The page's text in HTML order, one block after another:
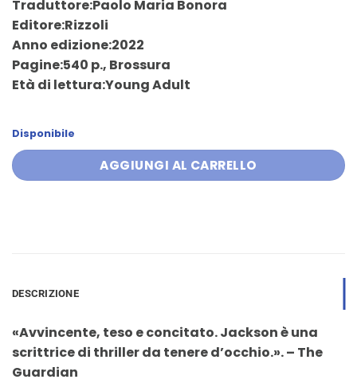
era:
17,00 €.
è:
Traduttore:Paolo Maria Bonora
Editore:Rizzoli
Anno edizione:2022
Pagine:540 p., Brossura
Età di lettura:Young Adult
Disponibile
AGGIUNGI AL CARRELLO
DESCRIZIONE
«Avvincente, teso e concitato. Jackson è una
scrittrice di thriller da tenere d’occhio.». – The
Guardian